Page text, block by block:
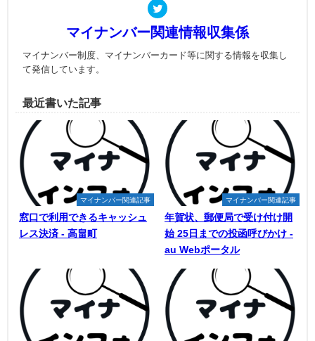
マイナンバー関連情報収集係
マイナンバー制度、マイナンバーカード等に関する情報を収集し
て発信しています。
最近書いた記事
マイナンバー関連記事
窓口で利用できるキャッシュ
レス決済 - 高畠町
マイナンバー関連記事
年賀状、郵便局で受け付け開
始 25日までの投函呼びかけ -
au Webポータル